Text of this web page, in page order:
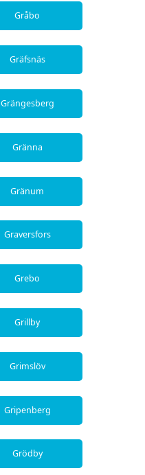
Gråbo
Gräfsnäs
Grängesberg
Gränna
Gränum
Graversfors
Grebo
Grillby
Grimslöv
Gripenberg
Grödby